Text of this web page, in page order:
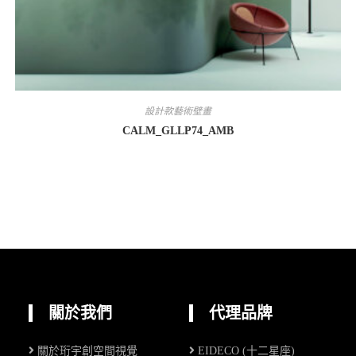
設計款藝術壁畫
CALM_GLLP74_AMB
關於我們
關於珩宇創空間視覺
代理品牌
EIDECO (十二星座)